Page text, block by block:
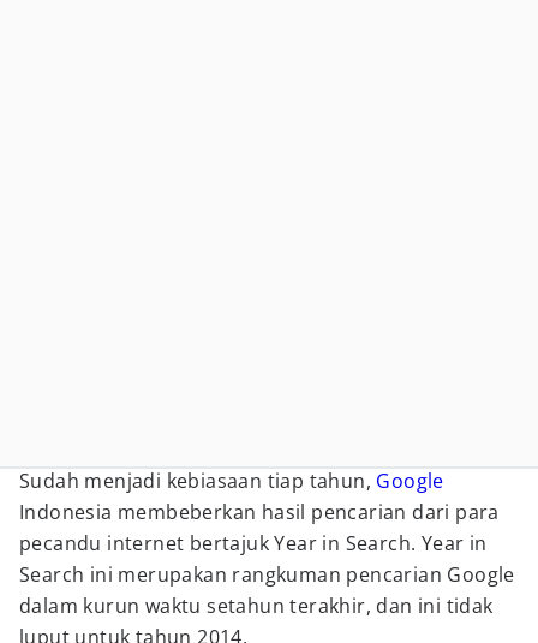
Sudah menjadi kebiasaan tiap tahun, Google
Indonesia membeberkan hasil pencarian dari para
pecandu internet bertajuk Year in Search. Year in
Search ini merupakan rangkuman pencarian Google
dalam kurun waktu setahun terakhir, dan ini tidak
luput untuk tahun 2014.